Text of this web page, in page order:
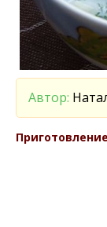
Автор: